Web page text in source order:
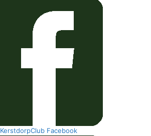
KerstdorpClub Facebook